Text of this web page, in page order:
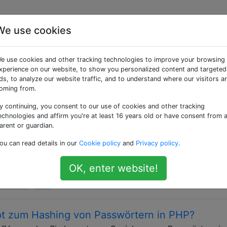
Fragen
um auf Informationen zuzugreifen und die Anzahl der
mit einem Benutzernamen für das
Schlüssel anstelle von Passwörtern.
String vorgezogen?
über eine getPassword()(Rückgabe- char[]) Methode
String) Methode. Ebenso bin ich auf einen Vorschlag
Warum ist die StringSicherheit bei Passwörtern eine
an, es zu benutzen char[].
zum Hashing von Passwörtern in PHP?
use cookies
use cookies and other tracking technologies to improve your browsing
on our website, to show you personalized content and targeted
to analyze our website traffic, and to understand where our visitors
from.
continuing, you consent to our use of cookies and other tracking
and affirm you're at least 16 years old or have consent from a
or guardian.
can read details in our Cookie policy and Privacy policy.
OK, enter website!